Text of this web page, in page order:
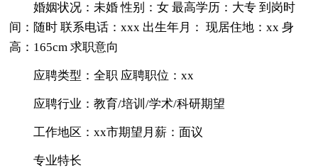
婚姻状况：未婚 性别：女 最高学历：大专 到岗时
间：随时 联系电话：xxx 出生年月： 现居住地：xx 身
高：165cm 求职意向
应聘类型：全职 应聘职位：xx
应聘行业：教育/培训/学术/科研期望
工作地区：xx市期望月薪：面议
专业特长